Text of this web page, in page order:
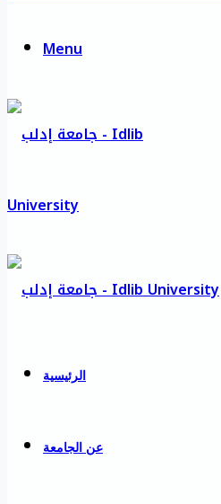
Menu
الرئيسية
عن الجامعة